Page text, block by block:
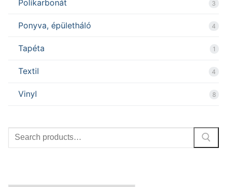
Polikarbonát 3
Ponyva, épületháló 4
Tapéta 1
Textil 4
Vinyl 8
Search
for: